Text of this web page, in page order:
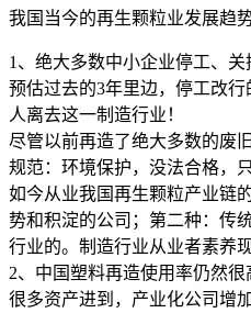
我国当今的再生颗粒业发展趋
1、绝大多数中小企业停工、关
预估过去的3年里边，停工改
人离去这一制造行业！
尽管以前再造了绝大多数的废
规范：环境保护，没法合格，
如今从业我国再生颗粒产业链
势和积淀的公司；第二种：传
行业的。制造行业从业者素养
2、中国塑料再造使用率仍然很
很多资产进到，产业化公司增